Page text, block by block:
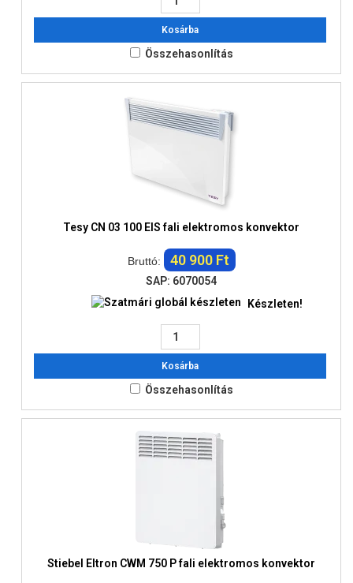
Kosárba
Összehasonlítás
Tesy CN 03 100 EIS fali elektromos konvektor
Bruttó: 40 900 Ft
SAP: 6070054
Készleten!
Kosárba
Összehasonlítás
Stiebel Eltron CWM 750 P fali elektromos konvektor